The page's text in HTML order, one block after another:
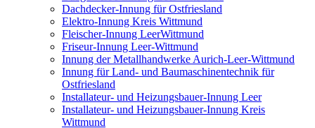
Dachdecker-Innung für Ostfriesland
Elektro-Innung Kreis Wittmund
Fleischer-Innung LeerWittmund
Friseur-Innung Leer-Wittmund
Innung der Metallhandwerke Aurich-Leer-Wittmund
Innung für Land- und Baumaschinentechnik für
Ostfriesland
Installateur- und Heizungsbauer-Innung Leer
Installateur- und Heizungsbauer-Innung Kreis
Wittmund